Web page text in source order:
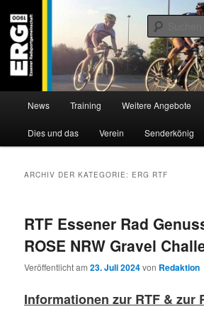
Inhalt
wechseln
sekundären
Inhalt
wechselnERG 1900 e.V
Willkommen bei der Essener
News Training Weitere Angebote
Dies und das Verein Senderkönig
ARCHIV DER KATEGORIE: ERG RTF
RTF Essener Rad
ROSE NRW Gravel
Veröffentlicht am23. Juli 2024von Redaktion
Informationen zur RTF & zur